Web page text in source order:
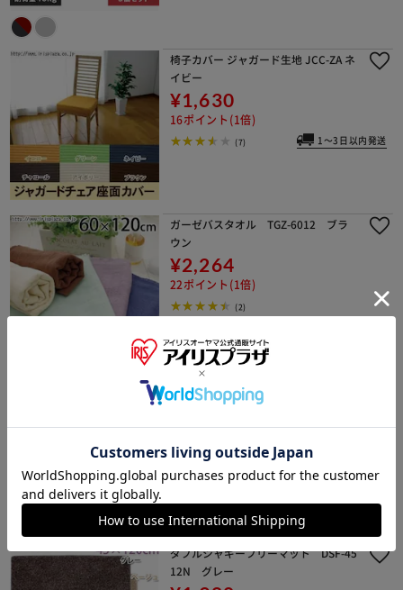
椅子カバー ジャガード生地 JCC-ZA ネ
イビー
¥1,630
16ポイント(1倍)
(7) 1～3日以内発送
ガーゼバスタオル TGZ-6012 ブラ
ウン
¥2,264
22ポイント(1倍)
(2)
ガーゼミニバスタオル TGZ-5010
パープル
¥1,870
18ポイント(1倍)
ダブルシャギーフリーマット DSF-45
12N グレー